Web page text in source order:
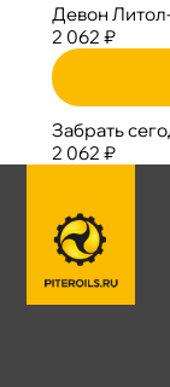
Девон
2 062 ₽
Забрать
2 062 ₽